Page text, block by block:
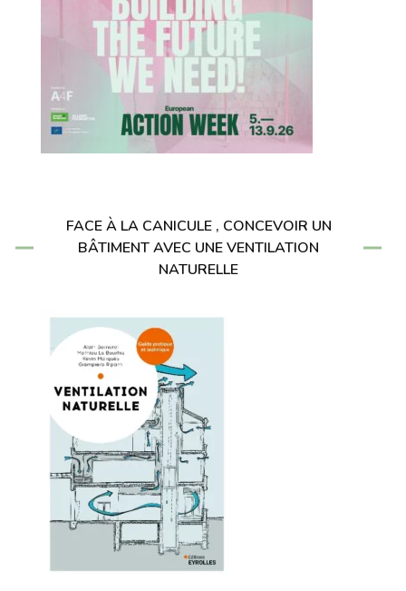
FACE À LA CANICULE , CONCEVOIR UN
BÂTIMENT AVEC UNE VENTILATION
NATURELLE